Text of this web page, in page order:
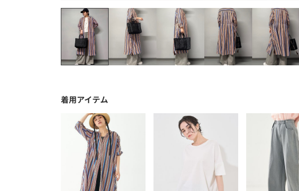
着用アイテム